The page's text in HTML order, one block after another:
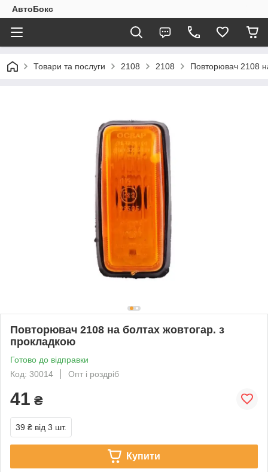
АвтоБокс
Товари та послуги 2108 2108 Повторювач 2108
Повторювач 2108 на болтах жовтогар. з
прокладкою
Готово до відправки
Код: 30014
Опт і роздріб
41 ₴
39 ₴ від 3 шт.
Купити